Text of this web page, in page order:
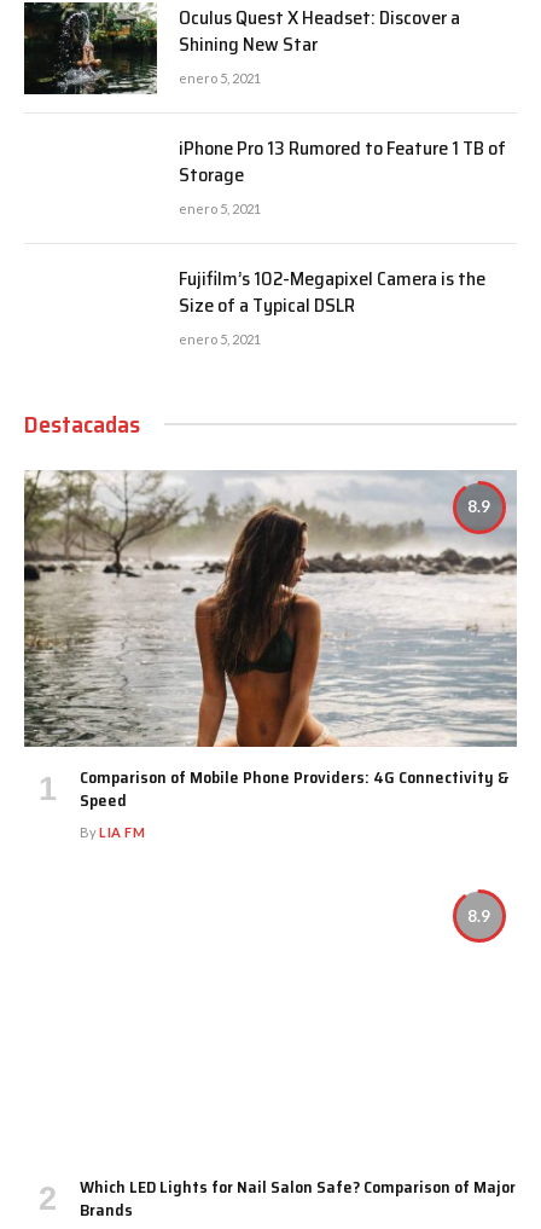
Oculus Quest X Headset: Discover a
Shining New Star
enero 5, 2021
iPhone Pro 13 Rumored to Feature 1 TB of
Storage
enero 5, 2021
Fujifilm’s 102-Megapixel Camera is the
Size of a Typical DSLR
enero 5, 2021
Destacadas
8.9
Comparison of Mobile Phone Providers: 4G Connectivity &
Speed
ByLIA FM
8.9
Which LED Lights for Nail Salon Safe? Comparison of Major
Brands